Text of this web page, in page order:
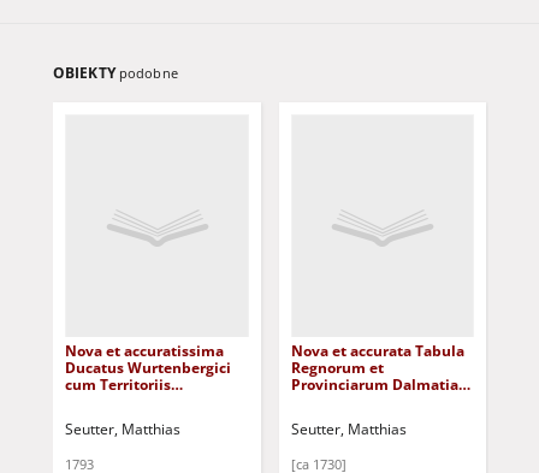
OBIEKTY podobne
Nova et accuratissima
Ducatus Wurtenbergici
cum Territoriis
Seutter, Matthias
1793
Nova et accurata Tabula
Regnorum et
Provinciarum Dalmatiae,
et Reip. Ragusanae, cum
[Dokument
Seutter, Matthias
[ca 1730]